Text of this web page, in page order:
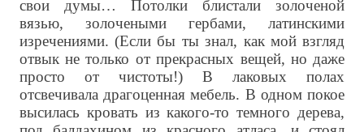
свои думы… Потолки блистали золоченой
вязью, золочеными гербами, латинскими
изречениями. (Если бы ты знал, как мой взгляд
отвык не только от прекрасных вещей, но даже
просто от чистоты!) В лаковых полах
отсвечивала драгоценная мебель. В одном покое
высилась кровать из какого-то темного дерева,